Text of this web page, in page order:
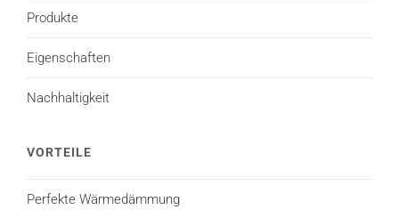
Produkte
Eigenschaften
Nachhaltigkeit
VORTEILE
Perfekte Wärmedämmung